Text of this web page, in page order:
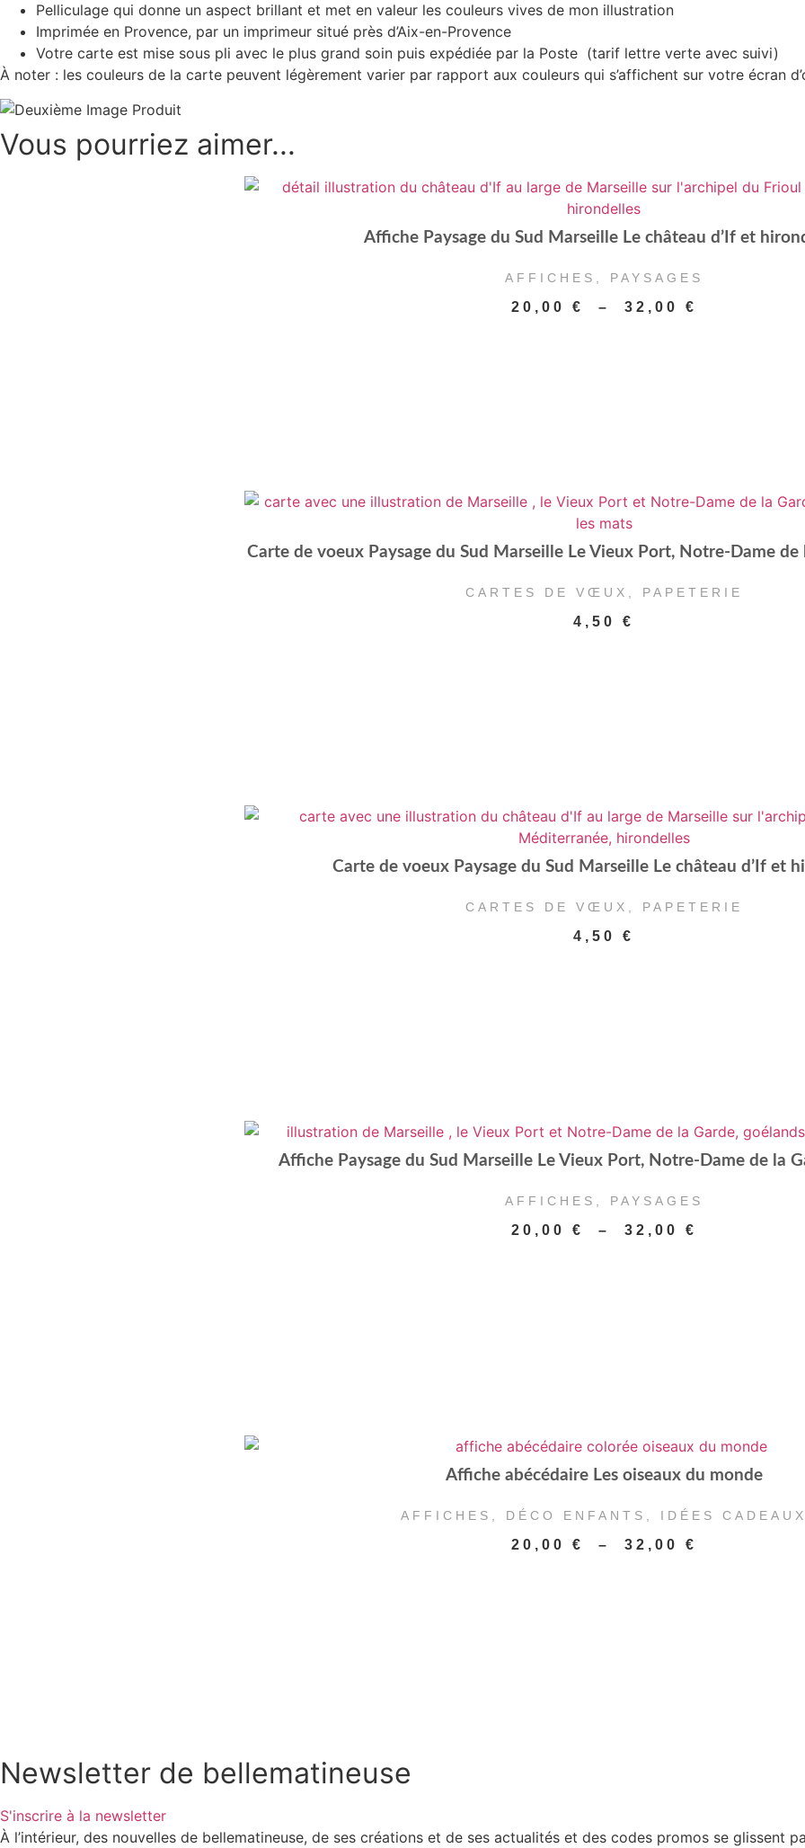
Pelliculage qui donne un aspect brillant et met en valeur les couleurs vives de mon illustration
Imprimée en Provence, par un imprimeur situé près d’Aix-en-Provence
Votre carte est mise sous pli avec le plus grand soin puis expédiée par la Poste (tarif lettre verte avec suivi)
À noter : les couleurs de la carte peuvent légèrement varier par rapport aux couleurs qui s’affichent sur votre écran
Vous pourriez aimer...
Affiche Paysage du Sud Marseille Le château d’If et
AFFICHES PAYSAGES
20,00 € – 32,00 €
Carte de voeux Paysage du Sud Marseille Le Vieux Port, Notre-Dame de
CARTES DE VŒUX PAPETERIE
4,50 €
Carte de voeux Paysage du Sud Marseille Le château d’If et
CARTES DE VŒUX PAPETERIE
4,50 €
Affiche Paysage du Sud Marseille Le Vieux Port, Notre-Dame de la
AFFICHES , PAYSAGES
20,00 € – 32,00 €
Affiche abécédaire Les oiseaux du monde
AFFICHES , DÉCO ENFANTS , IDÉES CADEAUX
20,00 € – 32,00 €
Newsletter de bellematineuse
S'inscrire à la newsletter
À l’intérieur, des nouvelles de bellematineuse, de ses créations et de ses actualités et des codes promos se glissent